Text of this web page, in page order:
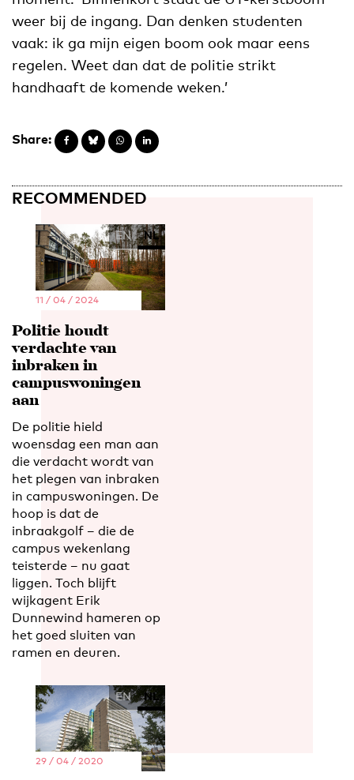
weer bij de ingang. Dan denken studenten
vaak: ik ga mijn eigen boom ook maar eens
regelen. Weet dan dat de politie strikt
handhaaft de komende weken.’
Share:
RECOMMENDED
EN NL
11 / 04 / 2024
Politie houdt
verdachte van
inbraken in
campuswoningen
aan
De politie hield
woensdag een man aan
die verdacht wordt van
het plegen van inbraken
in campuswoningen. De
hoop is dat de
inbraakgolf – die de
campus wekenlang
teisterde – nu gaat
liggen. Toch blijft
wijkagent Erik
Dunnewind hameren op
het goed sluiten van
ramen en deuren.
EN NL
29 / 04 / 2020